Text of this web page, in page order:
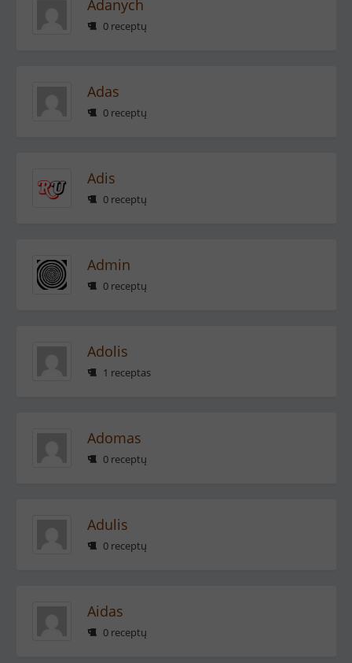
Adanych
0 receptų
Adas
0 receptų
Adis
0 receptų
Admin
0 receptų
Adolis
1 receptas
Adomas
0 receptų
Adulis
0 receptų
Aidas
0 receptų